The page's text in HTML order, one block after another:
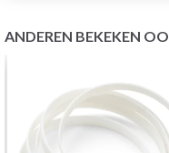
ANDEREN BEKEKEN